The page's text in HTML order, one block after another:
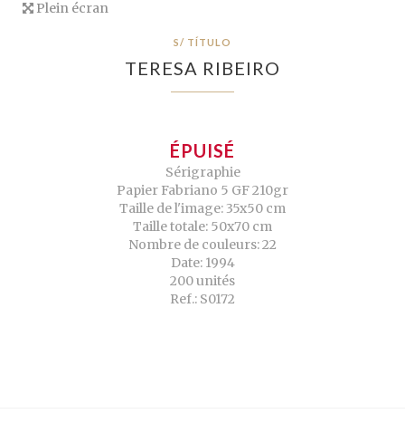
Plein écran
S/ TÍTULO
TERESA RIBEIRO
ÉPUISÉ
Sérigraphie
Papier Fabriano 5 GF 210gr
Taille de l'image: 35x50 cm
Taille totale: 50x70 cm
Nombre de couleurs: 22
Date: 1994
200 unités
Ref.: S0172